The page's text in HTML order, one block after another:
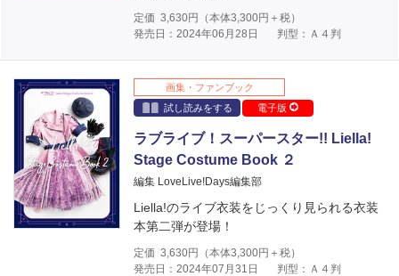
定価 3,630円（本体3,300円＋税）
発売日：2024年06月28日
判型：Ａ４判
画集・ファンブック
試し読みをする
電子版
ラブライブ！スーパースター!! Liella!
Stage Costume Book ２
編集 LoveLive!Days編集部
Liella!のライブ衣装をじっくり見られる衣装
本第二弾が登場！
定価 3,630円（本体3,300円＋税）
発売日：2024年07月31日
判型：Ａ４判